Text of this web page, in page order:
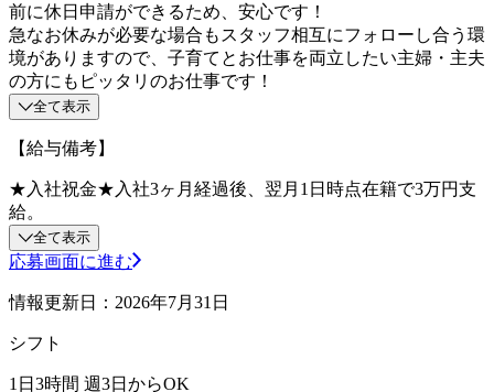
前に休日申請ができるため、安心です！
急なお休みが必要な場合もスタッフ相互にフォローし合う環
境がありますので、子育てとお仕事を両立したい主婦・主夫
の方にもピッタリのお仕事です！
全て表示
【給与備考】
★入社祝金★入社3ヶ月経過後、翌月1日時点在籍で3万円支
給。
全て表示
応募画面に進む
情報更新日：2026年7月31日
シフト
1日3時間 週3日からOK